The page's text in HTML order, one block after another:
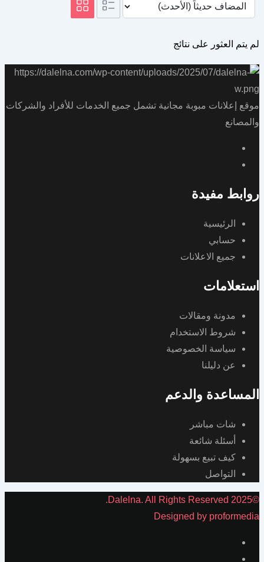
لم يتم العثور على نتائج
موقع إعلانات مبوبة مجانية تشمل جميع الخدمات للأفراد والشركات
والمصانع
روابط مفيدة
الرئيسية
حسابي
جميع الاعلانات
استعلامات
مدونة ومقالات
شروط الاستخدام
سياسة الخصوصية
عن دليلنا
المساعدة والدعم
شات مباشر
أسئلة شائعة
كيف تبيع بسهولة
التواصل
©2025 Dalelna. All Rights Reserved.
Designed by proformedia